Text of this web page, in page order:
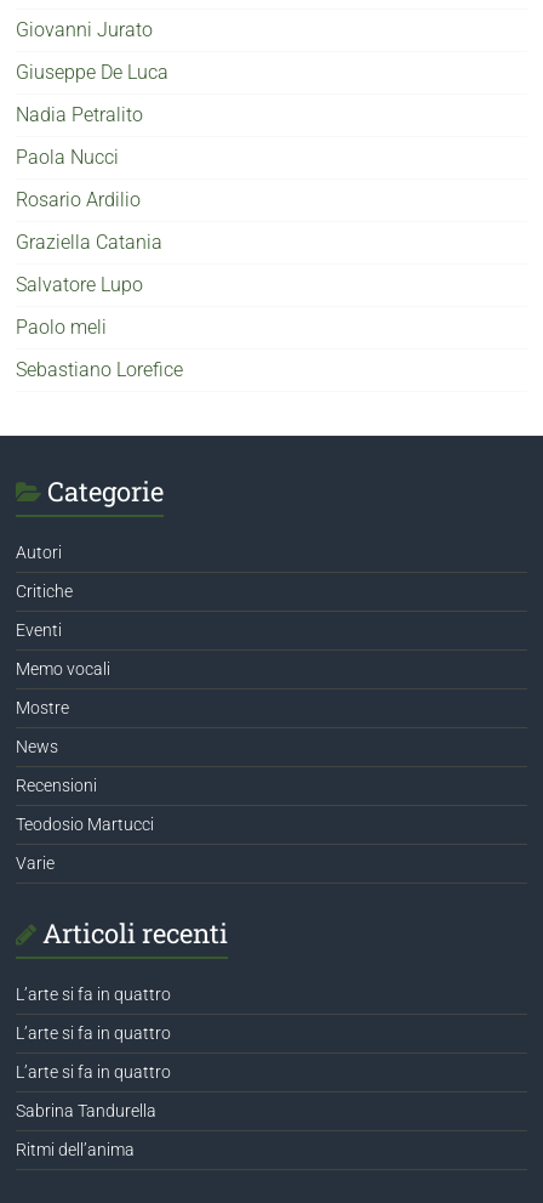
Giovanni Jurato
Giuseppe De Luca
Nadia Petralito
Paola Nucci
Rosario Ardilio
Graziella Catania
Salvatore Lupo
Paolo meli
Sebastiano Lorefice
Categorie
Autori
Critiche
Eventi
Memo vocali
Mostre
News
Recensioni
Teodosio Martucci
Varie
Articoli recenti
L’arte si fa in quattro
L’arte si fa in quattro
L’arte si fa in quattro
Sabrina Tandurella
Ritmi dell’anima